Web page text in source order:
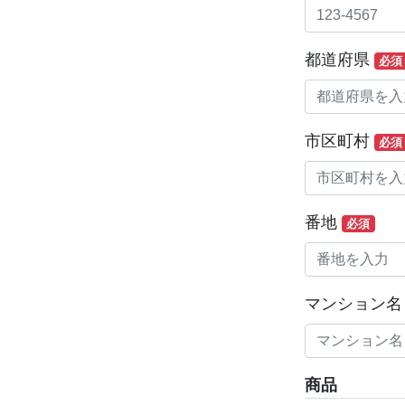
都道府県 必須
市区町村 必須
番地 必須
マンション
商品